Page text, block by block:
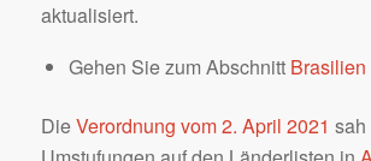
aktualisiert.
Gehen Sie zum Abschnitt Brasilien
DieVerordnung vom 2. April 2021